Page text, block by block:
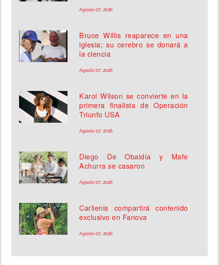
Agosto 07, 2026
Bruce Willis reaparece en una
iglesia; su cerebro se donará a
la ciencia
Agosto 07, 2026
Karol Wilson se convierte en la
primera finalista de Operación
Triunfo USA
Agosto 07, 2026
Diego De Obaldía y Mafe
Achurra se casaron
Agosto 07, 2026
Carlienis compartirá contenido
exclusivo en Fanova
Agosto 07, 2026